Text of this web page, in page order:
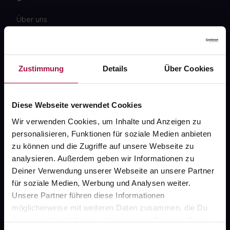
Zustimmung Details Über Cookies
Diese Webseite verwendet Cookies
Wir verwenden Cookies, um Inhalte und Anzeigen zu
personalisieren, Funktionen für soziale Medien anbieten
zu können und die Zugriffe auf unsere Webseite zu
analysieren. Außerdem geben wir Informationen zu
Deiner Verwendung unserer Webseite an unsere Partner
für soziale Medien, Werbung und Analysen weiter.
Unsere Partner führen diese Informationen
möglicherweise mit weiteren Daten zusammen, die Du
ihnen bereitgestellt hast oder die sie im Rahmen Deiner
Über uns
Newsletter
Sanitätshäuser
AGB
Impressum